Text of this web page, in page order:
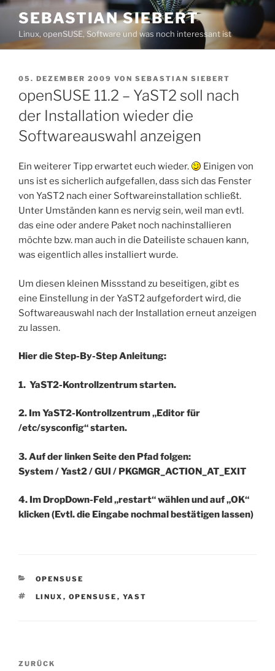
Zum
Inhalt
springen
SEBASTIAN SIEBERT
Linux, openSUSE, Software und was noch interessant ist
VERÖFFENTLICHT
05. DEZEMBER 2009 VON SEBASTIAN SIEBERT
openSUSE 11.2 – YaST2 soll nach
der Installation wieder die
Softwareauswahl anzeigen
Ein weiterer Tipp erwartet euch wieder.
Einigen von
uns ist es sicherlich aufgefallen, dass sich das Fenster
von YaST2 nach einer Softwareinstallation schließt.
Unter Umständen kann es nervig sein, weil man evtl.
das eine oder andere Paket noch nachinstallieren
möchte bzw. man auch in die Dateiliste schauen kann,
was eigentlich alles installiert wurde.
Um diesen kleinen Missstand zu beseitigen, gibt es
eine Einstellung in der YaST2 aufgefordert wird, die
Softwareauswahl nach der Installation erneut anzeigen
zu lassen.
Hier die Step-By-Step Anleitung:
1. YaST2-Kontrollzentrum starten.
2. Im YaST2-Kontrollzentrum „Editor für
/etc/sysconfig“ starten.
3. Auf der linken Seite den Pfad folgen:
System / Yast2 / GUI / PKGMGR_ACTION_AT_EXIT
4. Im DropDown-Feld „restart“ wählen und auf „OK“
klicken (Evtl. die Eingabe nochmal bestätigen lassen)
KATEGORIEN
OPENSUSE
SCHLAGWÖRTER
LINUX , OPENSUSE , YAST
Beitragsnavigation
Vorheriger
ZURÜCK